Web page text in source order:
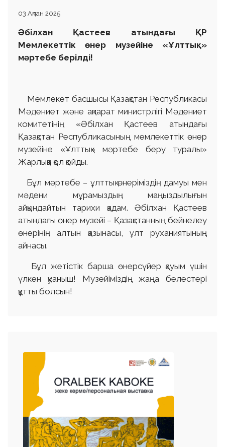
03 Ақпан 2025
Әбілхан Қастеев атындағы ҚР
Мемлекеттік өнер музейіне «Ұлттық»
мәртебе берілді!
Мемлекет басшысы Қазақстан Республикасы
Мәдениет және ақпарат министрлігі Мәдениет
комитетінің «Әбілхан Қастеев атындағы
Қазақстан Республикасының мемлекеттік өнер
музейіне «Ұлттық» мәртебе беру туралы»
Жарлыққа қол қойды.
Бұл мәртебе – ұлттық өнеріміздің дамуы мен
мәдени мұрамыздың маңыздылығын
айқындайтын тарихи қадам. Әбілхан Қастеев
атындағы өнер музейі – Қазақстанның бейнелеу
өнерінің алтын қазынасы, ұлт руханиятының
айнасы.
Бұл жетістік барша өнерсүйер қауым үшін
үлкен қуаныш! Музейіміздің жаңа белестері
құтты болсын!